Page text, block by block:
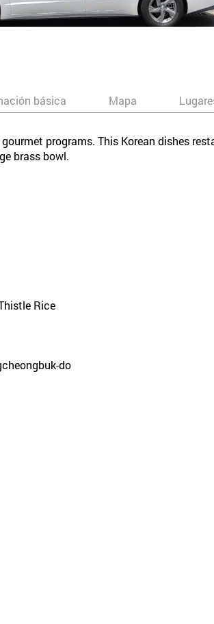
básica Mapa
programs. This Korean dishes
brass bowl.
Rice
do